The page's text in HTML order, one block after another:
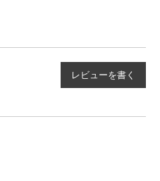
レビューを書く